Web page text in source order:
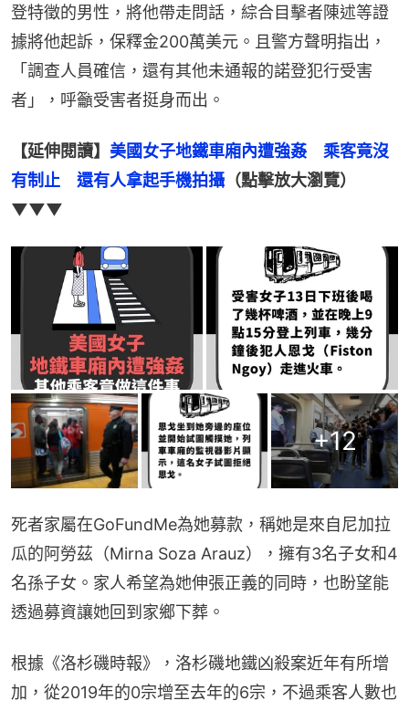
登特徵的男性，將他帶走問話，綜合目擊者陳述等證
據將他起訴，保釋金200萬美元。且警方聲明指出，
「調查人員確信，還有其他未通報的諾登犯行受害
者」，呼籲受害者挺身而出。
【延伸閱讀】 美國女子地鐵車廂內遭強姦　乘客竟沒
有制止　還有人拿起手機拍攝 （點擊放大瀏覽）
▼▼▼
+12
死者家屬在GoFundMe為她募款，稱她是來自尼加拉
瓜的阿勞茲（Mirna Soza Arauz），擁有3名子女和4
名孫子女。家人希望為她伸張正義的同時，也盼望能
透過募資讓她回到家鄉下葬。
根據《洛杉磯時報》，洛杉磯地鐵凶殺案近年有所增
加，從2019年的0宗增至去年的6宗，不過乘客人數也